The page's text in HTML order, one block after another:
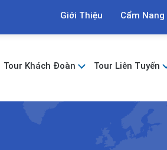
Giới Thiệu Cẩm Nang
Tour Khách Đoàn Tour Liên Tuyến